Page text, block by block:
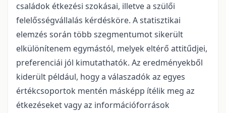
családok étkezési szokásai, illetve a szülői
felelősségvállalás kérdésköre. A statisztikai
elemzés során több szegmentumot sikerült
elkülönítenem egymástól, melyek eltérő attitűdjei,
preferenciái jól kimutathatók. Az eredményekből
kiderült például, hogy a válaszadók az egyes
értékcsoportok mentén másképp ítélik meg az
étkezéseket vagy az információforrások